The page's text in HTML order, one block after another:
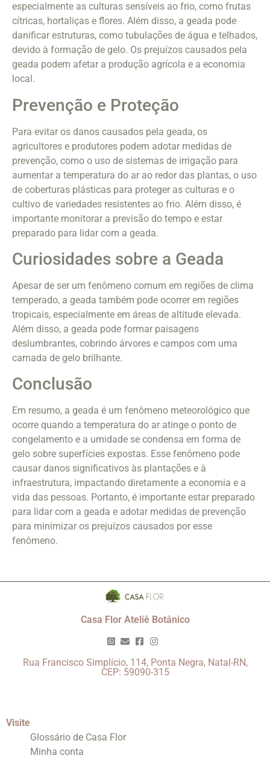
especialmente as culturas sensíveis ao frio, como frutas
cítricas, hortaliças e flores. Além disso, a geada pode
danificar estruturas, como tubulações de água e telhados,
devido à formação de gelo. Os prejuízos causados pela
geada podem afetar a produção agrícola e a economia
local.
Prevenção e Proteção
Para evitar os danos causados pela geada, os
agricultores e produtores podem adotar medidas de
prevenção, como o uso de sistemas de irrigação para
aumentar a temperatura do ar ao redor das plantas, o uso
de coberturas plásticas para proteger as culturas e o
cultivo de variedades resistentes ao frio. Além disso, é
importante monitorar a previsão do tempo e estar
preparado para lidar com a geada.
Curiosidades sobre a Geada
Apesar de ser um fenômeno comum em regiões de clima
temperado, a geada também pode ocorrer em regiões
tropicais, especialmente em áreas de altitude elevada.
Além disso, a geada pode formar paisagens
deslumbrantes, cobrindo árvores e campos com uma
camada de gelo brilhante.
Conclusão
Em resumo, a geada é um fenômeno meteorológico que
ocorre quando a temperatura do ar atinge o ponto de
congelamento e a umidade se condensa em forma de
gelo sobre superfícies expostas. Esse fenômeno pode
causar danos significativos às plantações e à
infraestrutura, impactando diretamente a economia e a
vida das pessoas. Portanto, é importante estar preparado
para lidar com a geada e adotar medidas de prevenção
para minimizar os prejuízos causados por esse
fenômeno.
Casa Flor Ateliê Botânico
Rua Francisco Simplício, 114, Ponta Negra, Natal-RN,
CEP: 59090-315
Visite
Glossário de Casa Flor
Minha conta